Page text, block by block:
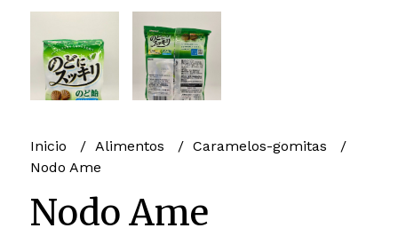
Inicio Alimentos
Caramelos-gomitas
Nodo Ame
Nodo Ame